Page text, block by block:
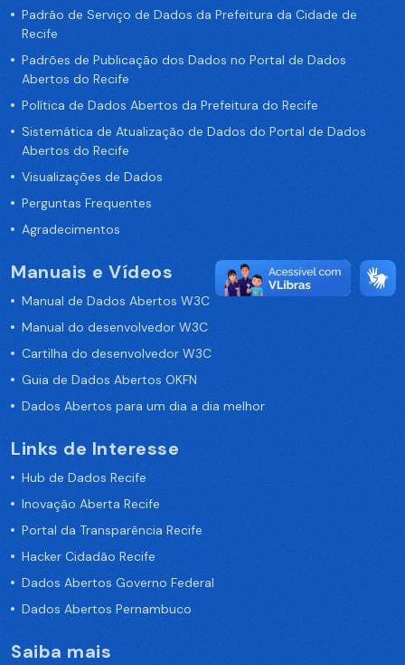
Padrão de Serviço de Dados da Prefeitura da Cidade de
Recife
Padrões de Publicação dos Dados no Portal de Dados
Abertos do Recife
Política de Dados Abertos da Prefeitura do Recife
Sistemática de Atualização de Dados do Portal de Dados
Abertos do Recife
Visualizações de Dados
Perguntas Frequentes
Agradecimentos
Manuais e Vídeos
Manual de Dados Abertos W3C
Manual do desenvolvedor W3C
Cartilha do desenvolvedor W3C
Guia de Dados Abertos OKFN
Dados Abertos para um dia a dia melhor
Links de Interesse
Hub de Dados Recife
Inovação Aberta Recife
Portal da Transparência Recife
Hacker Cidadão Recife
Dados Abertos Governo Federal
Dados Abertos Pernambuco
Saiba mais